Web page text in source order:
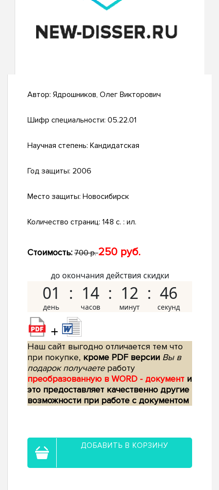
Автор: Ядрошников, Олег Викторович
Шифр специальности: 05.22.01
Научная степень: Кандидатская
Год защиты: 2006
Место защиты: Новосибирск
Количество страниц: 148 с. : ил.
Стоимость: 700 р.250 руб.
до окончания действия скидки
01 14 12 45
+
Наш сайт выгодно отличается тем что
при покупке, кроме PDF версии Вы в
подарок получаетеработу
преобразованную в WORD - документ и
это предоставляет качественно другие
возможности при работе с документом
ДОБАВИТЬ В КОРЗИНУ